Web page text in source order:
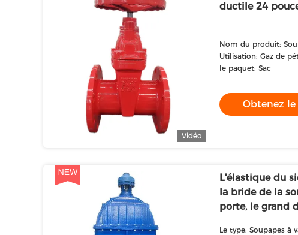
Vidéo
ductile 24
Nom du produit:
Utilisation: Gaz de
le paquet: Sac
Obtenez
L'élastique du
la bride de la
porte, le grand
Le type: Soupapes à